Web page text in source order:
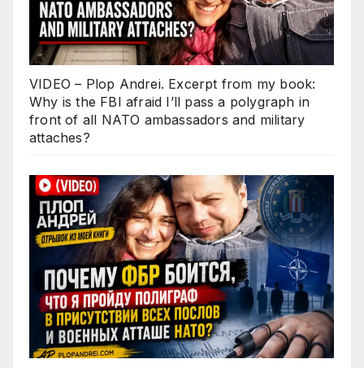
VIDEO – Plop Andrei. Excerpt from my book:
Why is the FBI afraid I’ll pass a polygraph in
front of all NATO ambassadors and military
attaches?